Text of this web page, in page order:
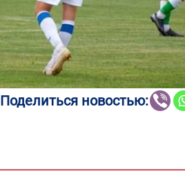
Поделиться новостью: